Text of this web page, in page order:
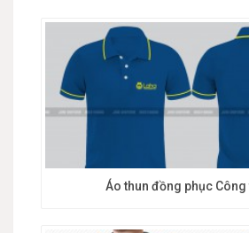
Áo thun đồng phục Công